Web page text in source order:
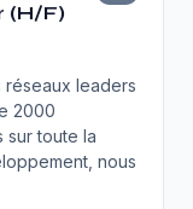
(H/F)
réseaux leaders
2000
sur toute la
nous